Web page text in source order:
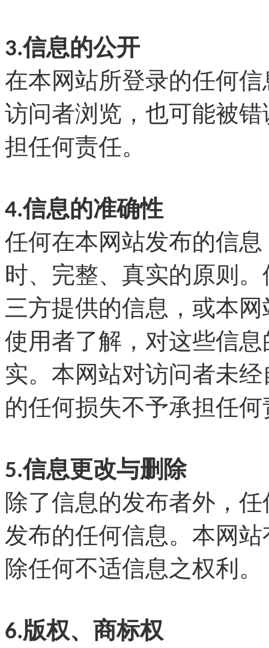
3.信息的公开
在本网站所登录的任何
访问者浏览，也可能被
担任何责任。
4.信息的准确性
任何在本网站发布的信
时、完整、真实的原则
三方提供的信息，或本
使用者了解，对这些信
实。本网站对访问者未
的任何损失不予承担任何
5.信息更改与删除
除了信息的发布者外，
发布的任何信息。本网
除任何不适信息之权利。
6.版权、商标权